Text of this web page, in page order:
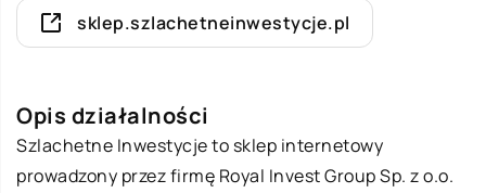
sklep.szlachetneinwestycje.pl
Opis działalności
Szlachetne Inwestycje to sklep internetowy
prowadzony przez firmę Royal Invest Group Sp. z o.o.